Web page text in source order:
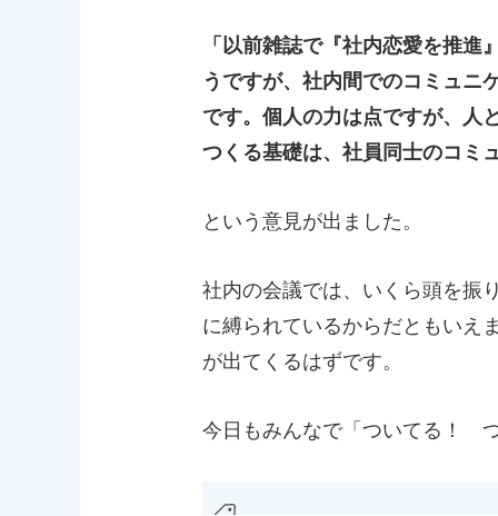
「以前雑誌で『社内恋愛を推
うですが、社内間でのコミュニ
です。個人の力は点ですが、人
つくる基礎は、社員同士のコミ
という意見が出ました。
社内の会議では、いくら頭を振
に縛られているからだともいえ
が出てくるはずです。
今日もみんなで「ついてる！